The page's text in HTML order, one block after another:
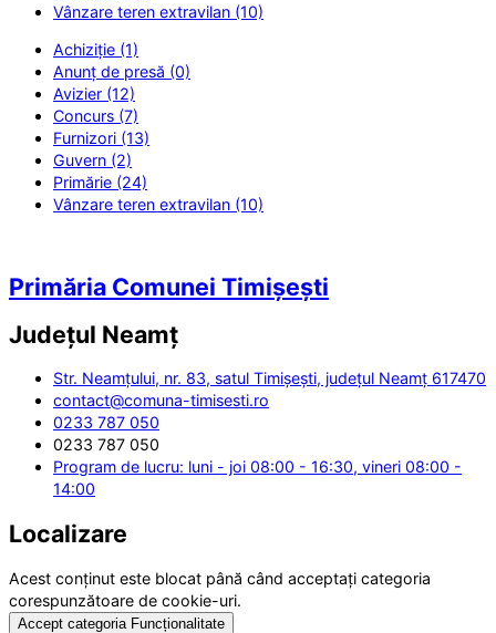
Vânzare teren extravilan (10)
Achiziție (1)
Anunț de presă (0)
Avizier (12)
Concurs (7)
Furnizori (13)
Guvern (2)
Primărie (24)
Vânzare teren extravilan (10)
Primăria Comunei Timișești
Județul Neamț
Str. Neamțului, nr. 83, satul Timișești, județul Neamț 617470
contact@comuna-timisesti.ro
0233 787 050
0233 787 050
Program de lucru: luni - joi 08:00 - 16:30, vineri 08:00 -
14:00
Localizare
Acest conținut este blocat până când acceptați categoria
corespunzătoare de cookie-uri.
Accept categoria Funcționalitate